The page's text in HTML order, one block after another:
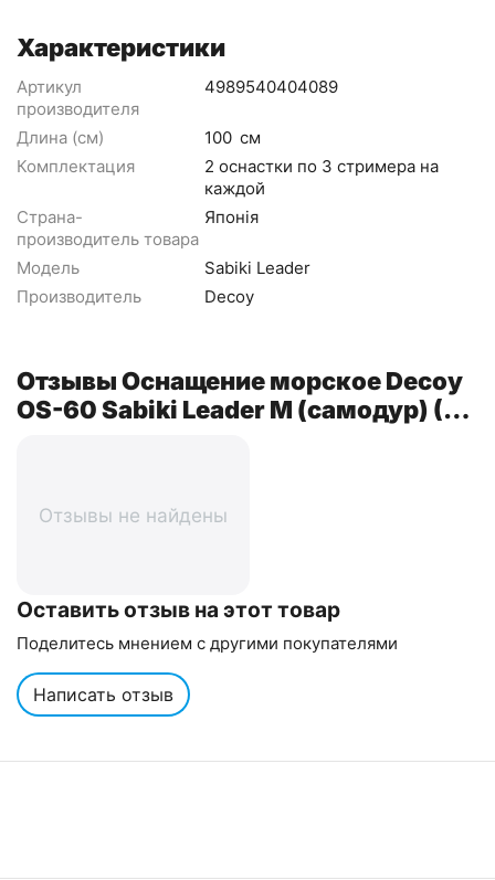
Характеристики
Артикул
производителя
4989540404089
Длина (см) 100 см
Комплектация
2 оснастки по 3 стримера на
каждой
Страна-
производитель товара
Японія
Модель
Sabiki Leader
Производитель
Decoy
Отзывы Оснащение морское Decoy
OS-60 Sabiki Leader M (самодур) (2
Отзывы не найдены
Оставить отзыв на этот товар
Поделитесь мнением с другими покупателями
Написать отзыв